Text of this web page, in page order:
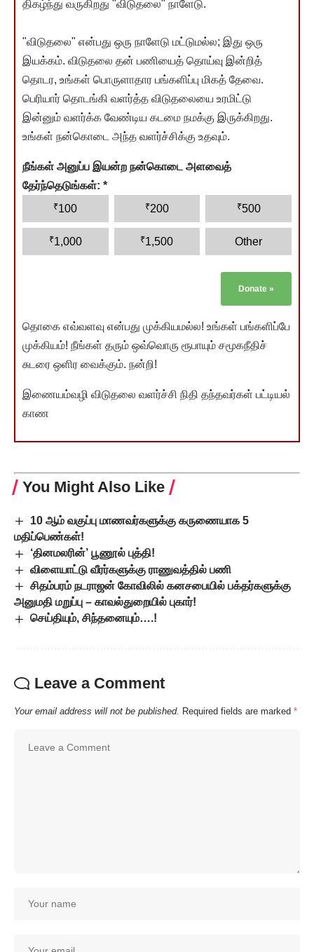
திகழ்ந்து வருகிறது "விடுதலை" நாளேடு.
"விடுதலை" என்பது ஒரு நாளேடு மட்டுமல்ல; இது ஒரு
இயக்கம். விடுதலை தன் பணியைத் தொய்வு இன்றித்
தொடர, உங்கள் பொருளாதார பங்களிப்பு மிகத் தேவை.
பெரியார் தொடங்கி வளர்த்த விடுதலையை உரமிட்டு
இன்னும் வளர்க்க வேண்டிய கடமை நமக்கு இருக்கிறது.
உங்கள் நன்கொடை அந்த வளர்ச்சிக்கு உதவும்.
நீங்கள் அனுப்ப இயன்ற நன்கொடை அளவைத்
தேர்ந்தெடுங்கள்: *
₹100 ₹200 ₹500
₹1,000 ₹1,500 Other
Donate »
தொகை எவ்வளவு என்பது முக்கியமல்ல! உங்கள் பங்களிப்பே
முக்கியம்! நீங்கள் தரும் ஒவ்வொரு ரூபாயும் சமூகநீதிச்
சுடரை ஒளிர வைக்கும். நன்றி!
இணையம்வழி விடுதலை வளர்ச்சி நிதி தந்தவர்கள் பட்டியல்
காண
You Might Also Like
10 ஆம் வகுப்பு மாணவர்களுக்கு கருணையாக 5
மதிப்பெண்கள்!
‘தினமலரின்’ பூணூல் புத்தி!
விளையாட்டு வீரர்களுக்கு ராணுவத்தில் பணி
சிதம்பரம் நடராஜன் கோவிலில் கனசபையில் பக்தர்களுக்கு
அனுமதி மறுப்பு – காவல்துறையில் புகார்!
செய்தியும், சிந்தனையும்….!
Leave a Comment
Your email address will not be published. Required fields are marked *